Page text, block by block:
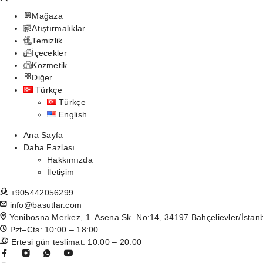
Mağaza
Atıştırmalıklar
Temizlik
İçecekler
Kozmetik
Diğer
Türkçe
Türkçe
English
Ana Sayfa
Daha Fazlası
Hakkımızda
İletişim
+905442056299
info@basutlar.com
Yenibosna Merkez, 1. Asena Sk. No:14, 34197 Bahçelievler/
Pzt–Cts: 10:00 – 18:00
Ertesi gün teslimat: 10:00 – 20:00